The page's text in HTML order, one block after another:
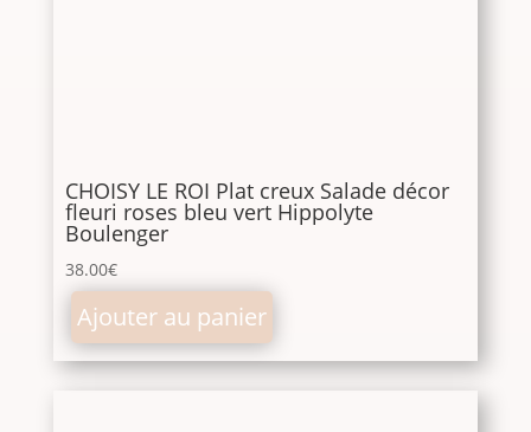
CHOISY LE ROI Plat creux Salade décor
fleuri roses bleu vert Hippolyte
Boulenger
38.00€
Ajouter au panier